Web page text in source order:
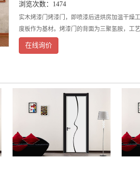
浏览次数：1474
实木烤漆门烤漆门，即喷漆后进烘房加温干燥
度板作为基材。烤漆门的背面为三聚氢胺，工
在线询价